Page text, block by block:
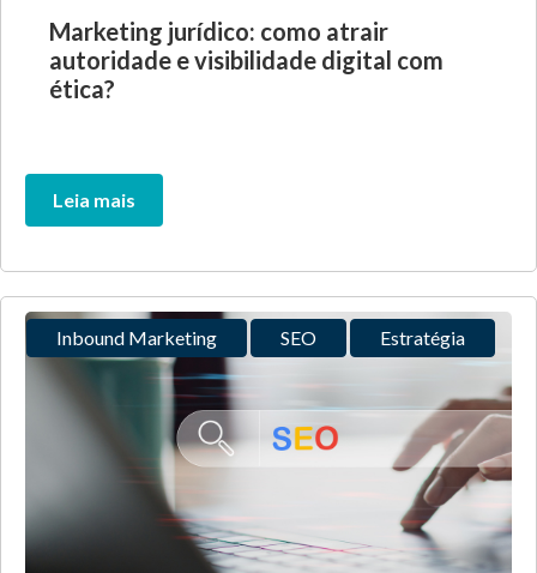
Marketing jurídico: como atrair
autoridade e visibilidade digital com
ética?
Leia mais
Inbound Marketing SEO Estratégia